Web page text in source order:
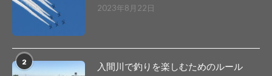
2023年8月22日
2 入間川で釣りを楽しむためのルール